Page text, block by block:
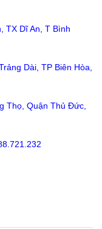
TX Dĩ An, T Bình
Dài, TP Biên Hòa,
Thọ, Quận Thủ Đức,